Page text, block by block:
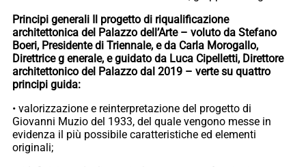
Principi generali Il progetto di riqualificazione
architettonica del Palazzo dell’Arte – voluto da Stefano
Boeri, Presidente di Triennale, e da Carla Morogallo,
Direttrice g enerale, e guidato da Luca Cipelletti, Direttore
architettonico del Palazzo dal 2019 – verte su quattro
principi guida:
• valorizzazione e reinterpretazione del progetto di
Giovanni Muzio del 1933, del quale vengono messe in
evidenza il più possibile caratteristiche ed elementi
originali;